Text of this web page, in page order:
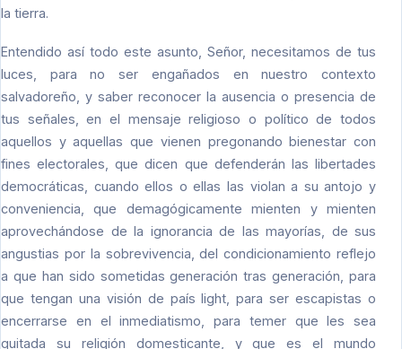
la tierra.
Entendido así todo este asunto, Señor, necesitamos de tus
luces, para no ser engañados en nuestro contexto
salvadoreño, y saber reconocer la ausencia o presencia de
tus señales, en el mensaje religioso o político de todos
aquellos y aquellas que vienen pregonando bienestar con
fines electorales, que dicen que defenderán las libertades
democráticas, cuando ellos o ellas las violan a su antojo y
conveniencia, que demagógicamente mienten y mienten
aprovechándose de la ignorancia de las mayorías, de sus
angustias por la sobrevivencia, del condicionamiento reflejo
a que han sido sometidas generación tras generación, para
que tengan una visión de país light, para ser escapistas o
encerrarse en el inmediatismo, para temer que les sea
quitada su religión domesticante, y que es el mundo